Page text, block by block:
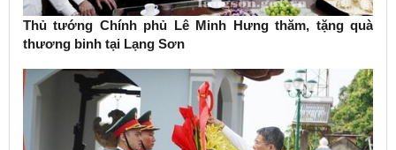
Thủ tướng Chính phủ Lê Minh Hưng thăm, tặng quà
thương binh tại Lạng Sơn